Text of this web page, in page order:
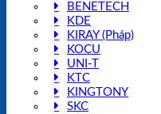
BENETECH
KDE
KIRAY (Pháp)
KOCU
UNI-T
KTC
KINGTONY
SKC